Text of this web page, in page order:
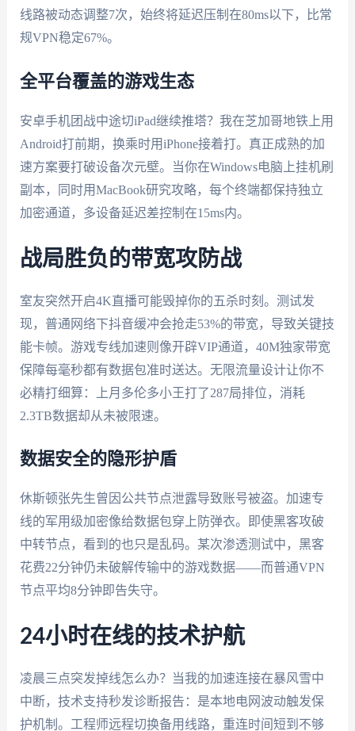
线路被动态调整7次，始终将延迟压制在80ms以下，比常
规VPN稳定67%。
全平台覆盖的游戏生态
安卓手机团战中途切iPad继续推塔？我在芝加哥地铁上用
Android打前期，换乘时用iPhone接着打。真正成熟的加
速方案要打破设备次元壁。当你在Windows电脑上挂机刷
副本，同时用MacBook研究攻略，每个终端都保持独立
加密通道，多设备延迟差控制在15ms内。
战局胜负的带宽攻防战
室友突然开启4K直播可能毁掉你的五杀时刻。测试发
现，普通网络下抖音缓冲会抢走53%的带宽，导致关键技
能卡帧。游戏专线加速则像开辟VIP通道，40M独家带宽
保障每毫秒都有数据包准时送达。无限流量设计让你不
必精打细算：上月多伦多小王打了287局排位，消耗
2.3TB数据却从未被限速。
数据安全的隐形护盾
休斯顿张先生曾因公共节点泄露导致账号被盗。加速专
线的军用级加密像给数据包穿上防弹衣。即使黑客攻破
中转节点，看到的也只是乱码。某次渗透测试中，黑客
花费22分钟仍未破解传输中的游戏数据——而普通VPN
节点平均8分钟即告失守。
24小时在线的技术护航
凌晨三点突发掉线怎么办？当我的加速连接在暴风雪中
中断，技术支持秒发诊断报告：是本地电网波动触发保
护机制。工程师远程切换备用线路，重连时间短到不够